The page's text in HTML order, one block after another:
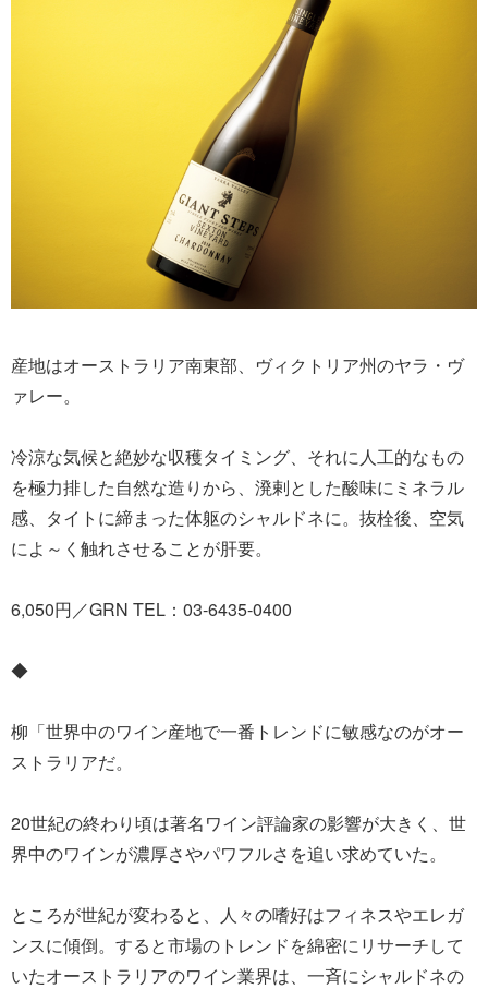
産地はオーストラリア南東部、ヴィクトリア州のヤラ・ヴ
ァレー。
冷涼な気候と絶妙な収穫タイミング、それに人工的なもの
を極力排した自然な造りから、溌剌とした酸味にミネラル
感、タイトに締まった体躯のシャルドネに。抜栓後、空気
によ～く触れさせることが肝要。
6,050円／GRN TEL：03-6435-0400
◆
柳「世界中のワイン産地で一番トレンドに敏感なのがオー
ストラリアだ。
20世紀の終わり頃は著名ワイン評論家の影響が大きく、世
界中のワインが濃厚さやパワフルさを追い求めていた。
ところが世紀が変わると、人々の嗜好はフィネスやエレガ
ンスに傾倒。すると市場のトレンドを綿密にリサーチして
いたオーストラリアのワイン業界は、一斉にシャルドネの